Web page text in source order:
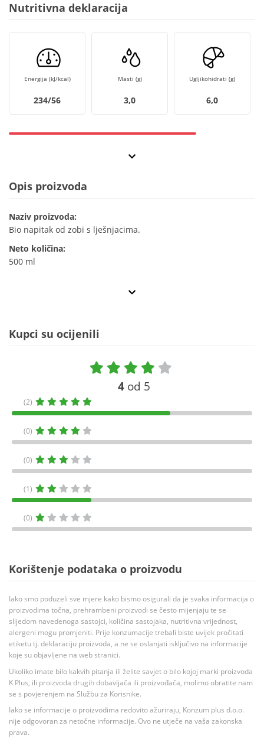
Nutritivna deklaracija
Energija (kJ/kcal)
234/56
Masti (g)
3,0
Ugljikohidrati (g)
6,0
Opis proizvoda
Naziv proizvoda:
Bio napitak od zobi s lješnjacima.
Neto količina:
500 ml
Kupci su ocijenili
4 od 5
(2)
(0)
(0)
(1)
(0)
Korištenje podataka o proizvodu
Iako smo poduzeli sve mjere kako bismo osigurali da je svaka informacija o
proizvodima točna, prehrambeni proizvodi se često mijenjaju te se
slijedom navedenoga sastojci, količina sastojaka, nutritivna vrijednost,
alergeni mogu promjeniti. Prije konzumacije trebali biste uvijek pročitati
etiketu tj. deklaraciju proizvoda, a ne se oslanjati isključivo na informacije
koje su objavljene na web stranici.
Ukoliko imate bilo kakvih pitanja ili želite savjet o bilo kojoj marki proizvoda
K Plus, ili proizvoda drugih dobavljača ili proizvođača, molimo obratite nam
se s povjerenjem na Službu za Korisnike.
Iako se informacije o proizvodima redovito ažuriraju, Konzum plus d.o.o.
nije odgovoran za netočne informacije. Ovo ne utječe na vaša zakonska
prava.